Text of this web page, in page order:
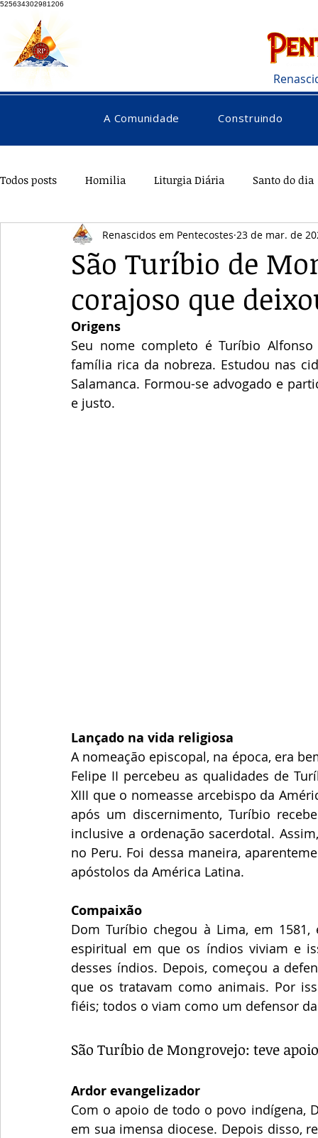
525634302981206
A Comunidade Construindo
Todos posts Homilia Liturgia Diária Santo do dia
Pentecostes Galeria Orações Saúde
São Turíbio de
corajoso que
Renascidos em Pentecostes 23 de mar. de
Origens
Seu nome completo é Turíbio
família rica da nobreza. Estudou nas
Salamanca. Formou-se advogado e
e justo.
Lançado na vida religiosa
A nomeação episcopal, na época, era
Felipe II percebeu as qualidades de
XIII que o nomeasse arcebispo da
após um discernimento, Turíbio
inclusive a ordenação sacerdotal.
no Peru. Foi dessa maneira,
apóstolos da América Latina.
Compaixão
Dom Turíbio chegou à Lima, em
espiritual em que os índios viviam e
desses índios. Depois, começou a
que os tratavam como animais. Por
fiéis; todos o viam como um defensor
São Turíbio de Mongrovejo: teve
Ardor evangelizador
Com o apoio de todo o povo indígena,
em sua imensa diocese. Depois disso,